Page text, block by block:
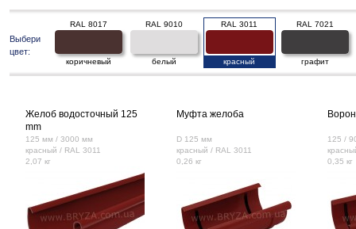
Выбери
цвет:
RAL 8017
коричневый
RAL 9010
белый
RAL 3011
красный
RAL 7021
графит
Желоб водосточный 125
mm
125 мм / 3000 мм
красный / RAL 3011
2,07 кг
Муфта желоба
D 125 мм
красный / RAL 3011
0,26 кг
125 /
0,35 кг